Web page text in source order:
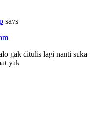
says
gak ditulis lagi nanti suka
yak